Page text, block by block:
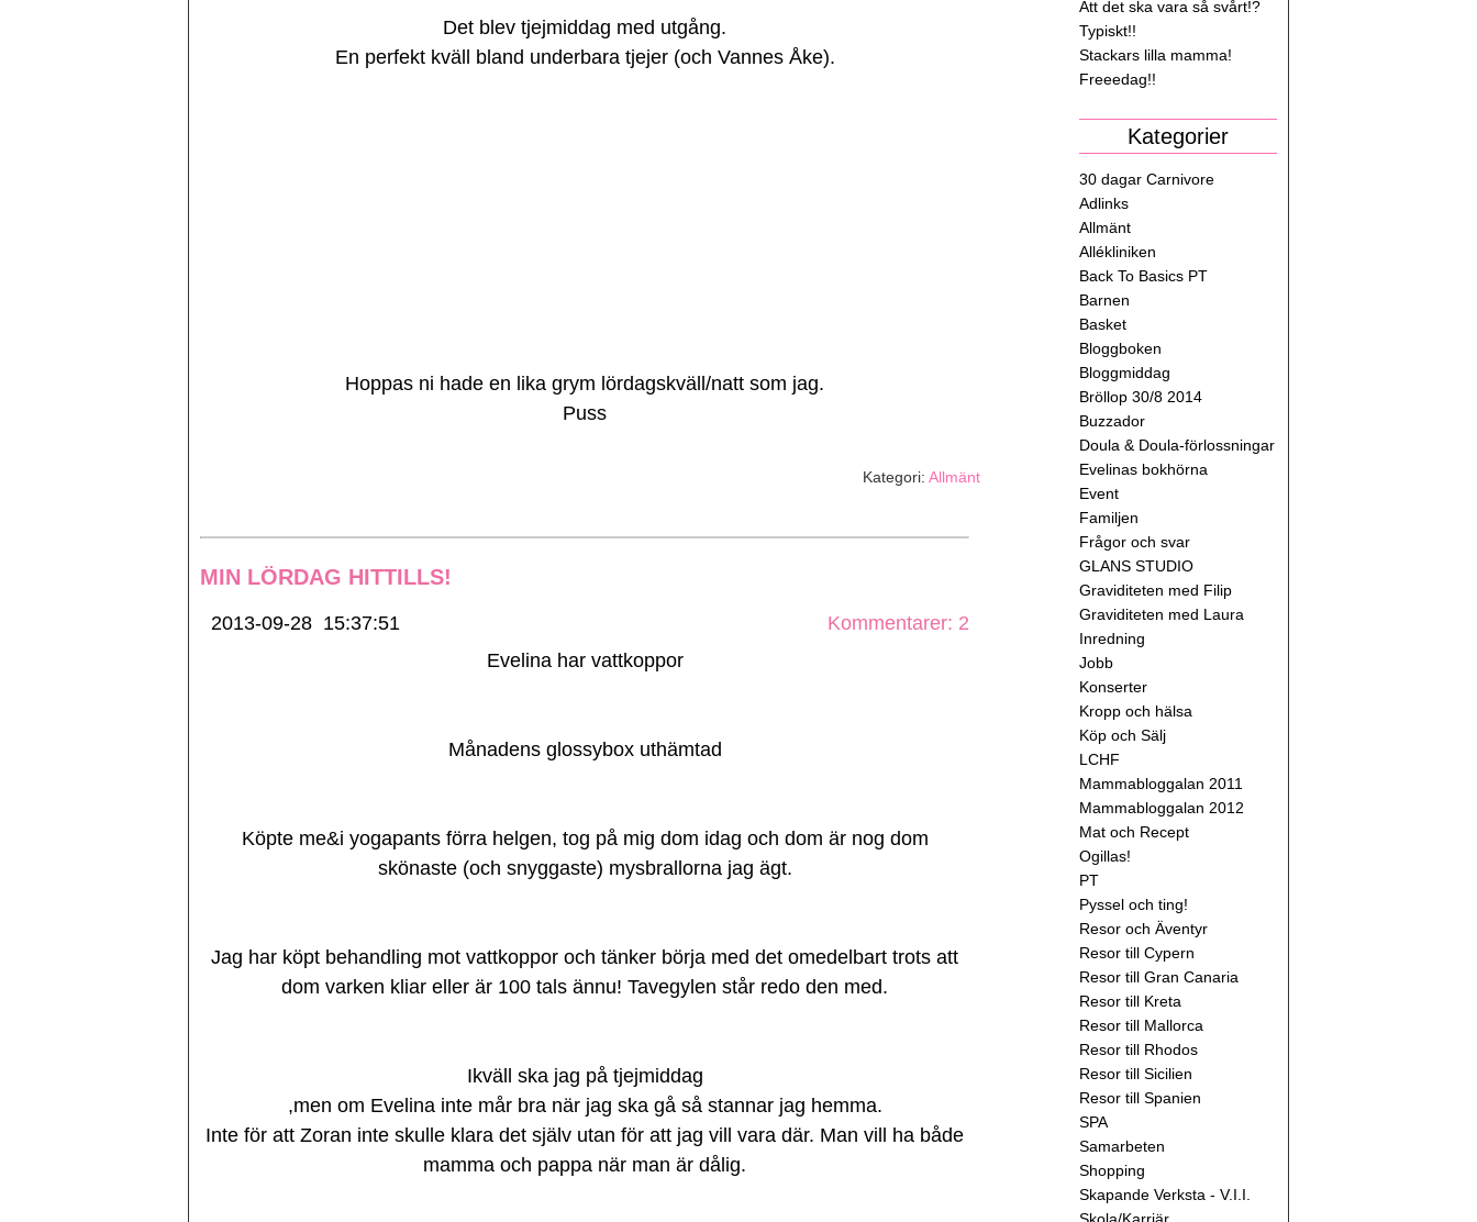
Det blev tjejmiddag med utgång.
En perfekt kväll bland underbara tjejer (och Vannes Åke).
Hoppas ni hade en lika grym lördagskväll/natt som jag.
Puss
Kategori: Allmänt
MIN LÖRDAG HITTILLS!
2013-09-28 15:37:51
Kommentarer: 2
Evelina har vattkoppor
Månadens glossybox uthämtad
Köpte me&i yogapants förra helgen, tog på mig dom idag och dom är nog dom
skönaste (och snyggaste) mysbrallorna jag ägt.
Jag har köpt behandling mot vattkoppor och tänker börja med det omedelbart trots att
dom varken kliar eller är 100 tals ännu! Tavegylen står redo den med.
Ikväll ska jag på tjejmiddag
,men om Evelina inte mår bra när jag ska gå så stannar jag hemma.
Inte för att Zoran inte skulle klara det själv utan för att jag vill vara där. Man vill ha både
mamma och pappa när man är dålig.
Att det ska vara så svårt!?
Typiskt!!
Stackars lilla mamma!
Freeedag!!
Kategorier
30 dagar Carnivore
Adlinks
Allmänt
Allékliniken
Back To Basics PT
Barnen
Basket
Bloggboken
Bloggmiddag
Bröllop 30/8 2014
Buzzador
Doula & Doula-förlossningar
Evelinas bokhörna
Event
Familjen
Frågor och svar
GLANS STUDIO
Graviditeten med Filip
Graviditeten med Laura
Inredning
Jobb
Konserter
Kropp och hälsa
Köp och Sälj
LCHF
Mammabloggalan 2011
Mammabloggalan 2012
Mat och Recept
Ogillas!
PT
Pyssel och ting!
Resor och Äventyr
Resor till Cypern
Resor till Gran Canaria
Resor till Kreta
Resor till Mallorca
Resor till Rhodos
Resor till Sicilien
Resor till Spanien
SPA
Samarbeten
Shopping
Skapande Verksta - V.I.I.